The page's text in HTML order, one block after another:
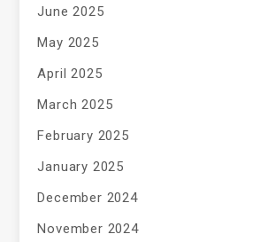
June 2025
May 2025
April 2025
March 2025
February 2025
January 2025
December 2024
November 2024